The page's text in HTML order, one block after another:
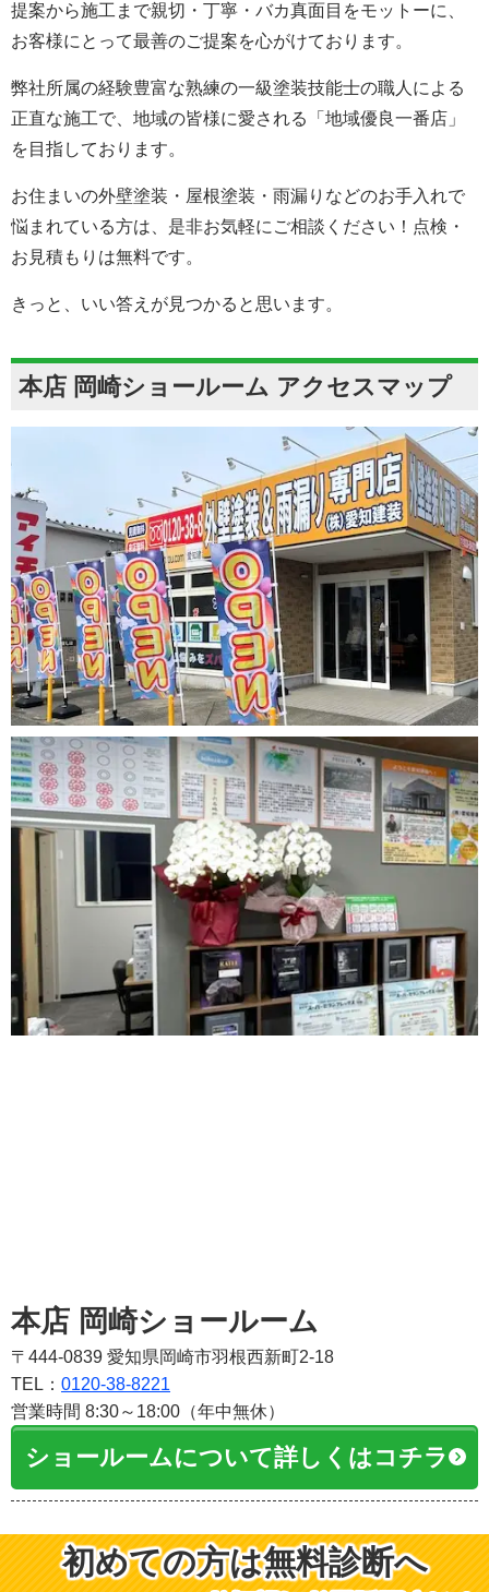
提案から施工まで親切・丁寧・バカ真面目をモットーに、
お客様にとって最善のご提案を心がけております。
弊社所属の経験豊富な熟練の一級塗装技能士の職人による
正直な施工で、地域の皆様に愛される「地域優良一番店」
を目指しております。
お住まいの外壁塗装・屋根塗装・雨漏りなどのお手入れで
悩まれている方は、是非お気軽にご相談ください！点検・
お見積もりは無料です。
きっと、いい答えが見つかると思います。
本店 岡崎ショールーム アクセスマップ
本店 岡崎ショールーム
〒444-0839 愛知県岡崎市羽根西新町2-18
TEL： 0120-38-8221
営業時間 8:30～18:00（年中無休）
ショールームについて詳しくはコチラ
初めての方は無料診断へ